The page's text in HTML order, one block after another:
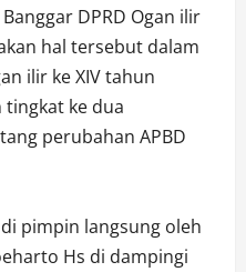
DPRD Ogan ilir
hal tersebut dalam
ilir ke XIV tahun
tingkat ke dua
perubahan APBD
pimpin langsung oleh
Hs di dampingi